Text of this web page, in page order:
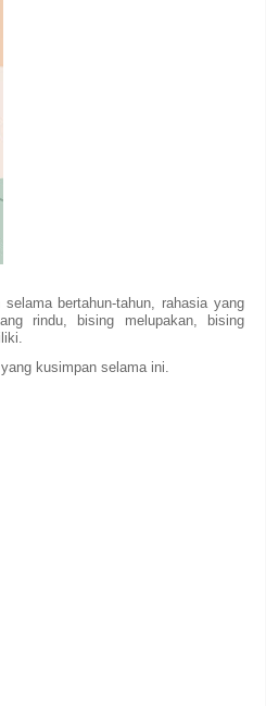
bertahun-tahun, rahasia yang
rindu, bising melupakan, bising
kusimpan selama ini.